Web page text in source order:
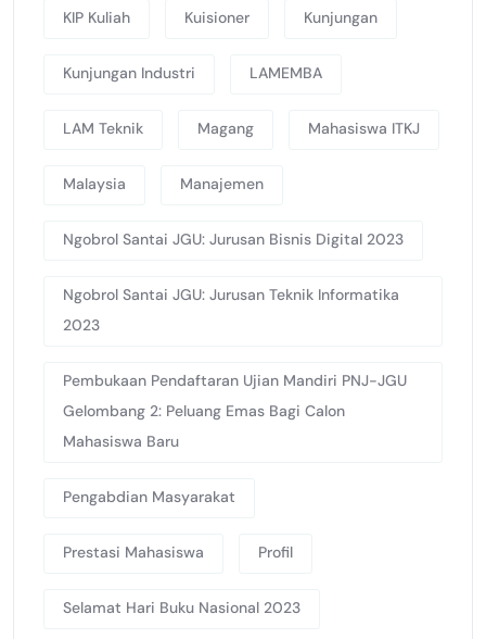
KIP Kuliah Kuisioner Kunjungan
Kunjungan Industri LAMEMBA
LAM Teknik Magang Mahasiswa ITKJ
Malaysia Manajemen
Ngobrol Santai JGU: Jurusan Bisnis Digital 2023
Ngobrol Santai JGU: Jurusan Teknik Informatika
2023
Pembukaan Pendaftaran Ujian Mandiri PNJ-JGU
Gelombang 2: Peluang Emas Bagi Calon
Mahasiswa Baru
Pengabdian Masyarakat
Prestasi Mahasiswa Profil
Selamat Hari Buku Nasional 2023